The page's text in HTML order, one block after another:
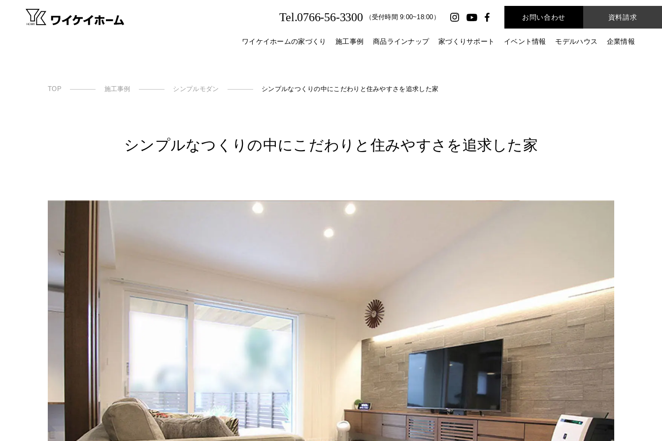
お問い合わせ 資料請求
Tel.0766-56-3300 （受付時間 9:00~18:00）
ワイケイホームの家づくり 施工事例 商品ラインナップ 家づくりサポート イベント情報 モデルハウス 企業情報
TOP 施工事例 シンプルモダン シンプルなつくりの中にこだわりと住みやすさを追求した家
シンプルな​つくりの​中に​こだわりと​住みやすさを​追求した​家